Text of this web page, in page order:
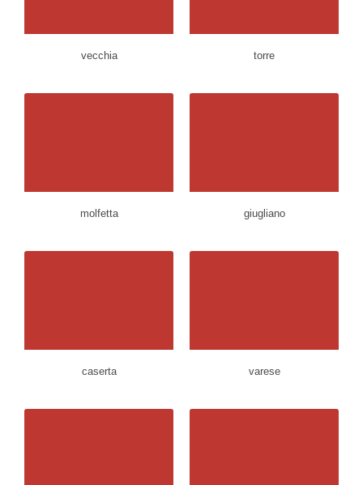
vecchia torre
molfetta giugliano
caserta varese